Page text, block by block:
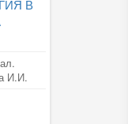
В
И.И.